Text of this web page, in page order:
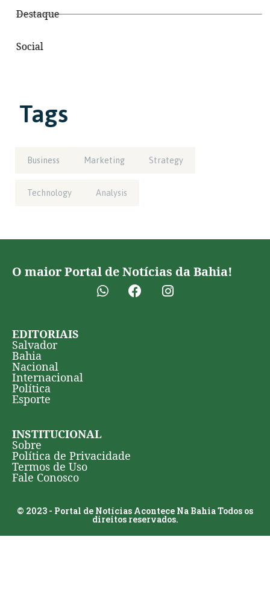
Destaque
Social
Tags
Business Marketing Strategy
Technology Analysis
O maior Portal de Notícias da Bahia!
EDITORIAIS
Salvador
Bahia
Nacional
Internacional
Política
Esporte
INSTITUCIONAL
Sobre
Política de Privacidade
Termos de Uso
Fale Conosco
© 2023 - Portal de Notícias Acontece Na Bahia Todos os
direitos reservados.